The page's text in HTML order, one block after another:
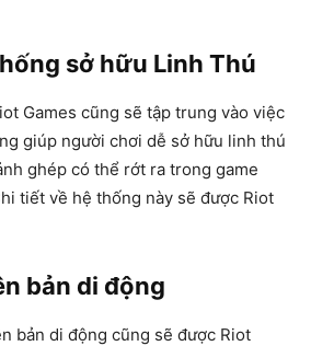
sở hữu Linh Thú
Games cũng sẽ tập trung vào việc
giúp người chơi dễ sở hữu linh thú
ghép có thể rớt ra trong game
tiết về hệ thống này sẽ được Riot
bản di động
bản di động cũng sẽ được Riot